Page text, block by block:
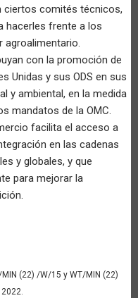
ciertos comités técnicos,
hacerles frente a los
con la promoción de
Unidas y sus ODS en sus
y ambiental, en la medida
mandatos de la OMC.
facilita el acceso a
en las cadenas
y globales, y que
para mejorar la
(22) /W/15 y WT/MIN (22)